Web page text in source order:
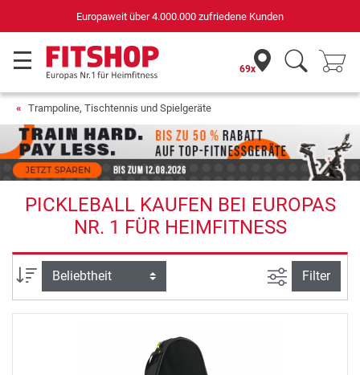
Europaweit über 4.000.000 zufriedene Kunden
69x
Trampoline, Tischtennis und Spielgeräte
PICKLEBALL KAUFEN BEI EUROPAS
NR. 1 FÜR HEIMFITNESS
Sortierung Ansicht
Filter